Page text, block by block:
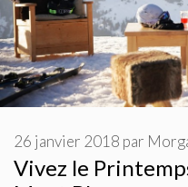
Vivez le
26 janvier 2018 par